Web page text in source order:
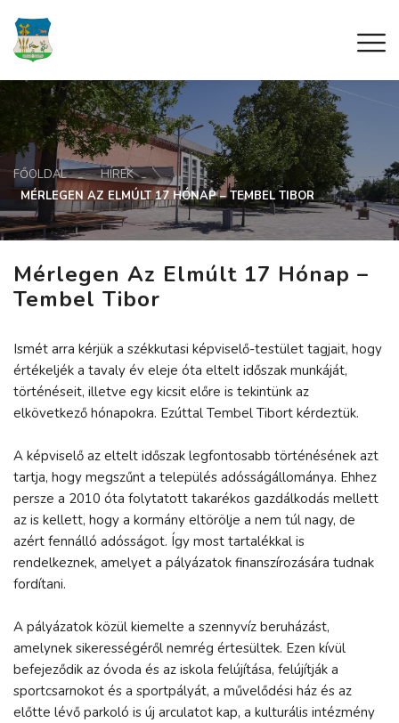
FŐOLDAL
HÍREK
MÉRLEGEN AZ ELMÚLT 17 HÓNAP – TEMBEL TIBOR
Mérlegen Az Elmúlt 17 Hónap –
Tembel Tibor
Ismét arra kérjük a székkutasi képviselő-testület tagjait, hogy
értékeljék a tavaly év eleje óta eltelt időszak munkáját,
történéseit, illetve egy kicsit előre is tekintünk az
elkövetkező hónapokra. Ezúttal Tembel Tibort kérdeztük.
A képviselő az eltelt időszak legfontosabb történésének azt
tartja, hogy megszűnt a település adósságállománya. Ehhez
persze a 2010 óta folytatott takarékos gazdálkodás mellett
az is kellett, hogy a kormány eltörölje a nem túl nagy, de
azért fennálló adósságot. Így most tartalékkal is
rendelkeznek, amelyet a pályázatok finanszírozására tudnak
fordítani.
A pályázatok közül kiemelte a szennyvíz beruházást,
amelynek sikerességéről nemrég értesültek. Ezen kívül
befejeződik az óvoda és az iskola felújítása, felújítják a
sportcsarnokot és a sportpályát, a művelődési ház és az
előtte lévő parkoló is új arculatot kap, a kulturális intézmény